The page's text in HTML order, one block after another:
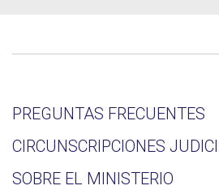
PREGUNTAS FRECUENTES
CIRCUNSCRIPCIONES
SOBRE EL MINISTERIO